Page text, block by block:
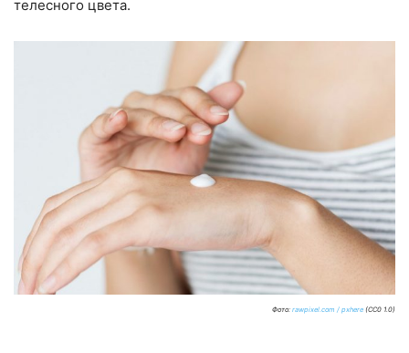
телесного цвета.
Фото: rawpixel.com / pxhere (CC0 1.0)